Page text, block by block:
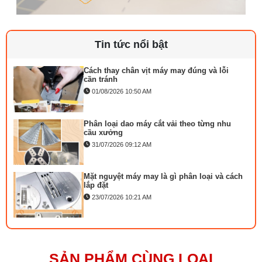
Tin tức nổi bật
29/07/2026 09:14 AM
Cách thay chân vịt máy may đúng và lỗi
cần tránh
01/08/2026 10:50 AM
Phân loại dao máy cắt vải theo từng nhu
cầu xưởng
31/07/2026 09:12 AM
Mặt nguyệt máy may là gì phân loại và cách
lắp đặt
23/07/2026 10:21 AM
Bộ phụ trợ kéo vải máy may là gì? Công
27/07/2026 08:20 AM
SẢN PHẨM CÙNG LOẠI